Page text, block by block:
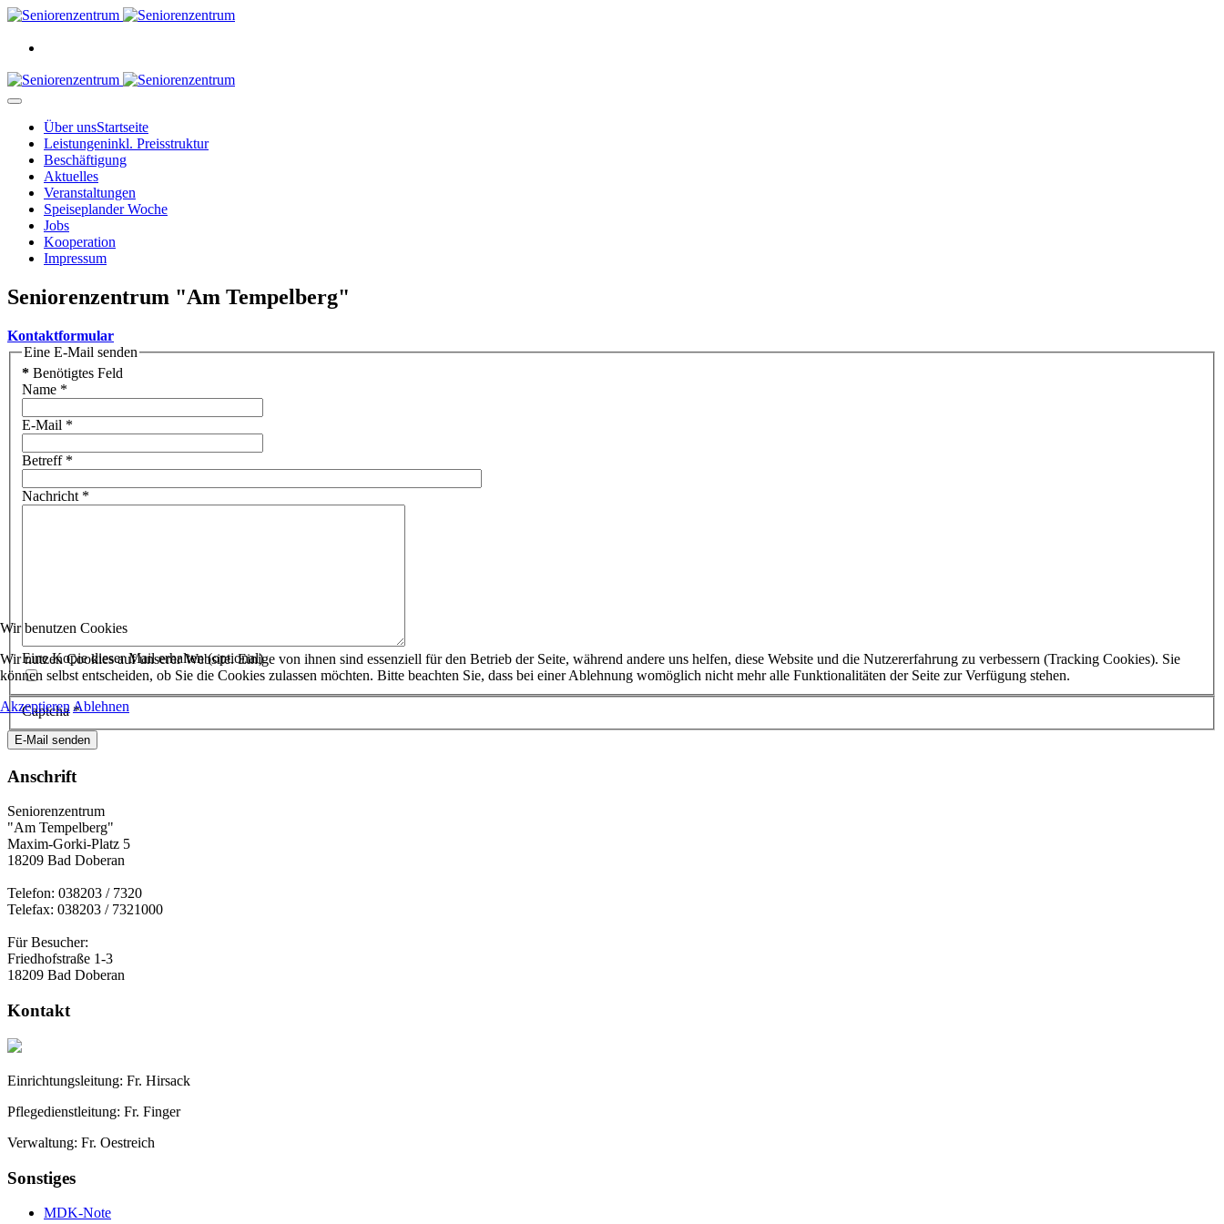
Über unsStartseite
Leistungeninkl. Preisstruktur
Beschäftigung
Aktuelles
Veranstaltungen
Speiseplander Woche
Jobs
Kooperation
Impressum
Seniorenzentrum "Am Tempelberg"
Kontaktformular
Eine E-Mail senden
* Benötigtes Feld
Name *
E-Mail *
Betreff*
Nachricht*
Eine Kopie dieser Mail erhalten (optional)
Captcha*
E-Mail senden
Anschrift
Seniorenzentrum
"Am Tempelberg"
Maxim-Gorki-Platz 5
18209 Bad Doberan
Telefon: 038203 / 7320
Telefax: 038203 / 7321000
Für Besucher:
Friedhofstraße 1-3
18209 Bad Doberan
Kontakt
Einrichtungsleitung: Fr. Hirsack
Pflegedienstleitung: Fr. Finger
Verwaltung: Fr. Oestreich
Sonstiges
MDK-Note
Wir benutzen Cookies
Wir nutzen Cookies auf unserer Website. Einige von ihnen sind essenziell für den Betrieb der Seite, während andere uns helfen, diese Website und die Nutzererfahrung zu verbessern (Tracking Cookies). Sie
können selbst entscheiden, ob Sie die Cookies zulassen möchten. Bitte beachten Sie, dass bei einer Ablehnung womöglich nicht mehr alle Funktionalitäten der Seite zur Verfügung stehen.
Akzeptieren Ablehnen